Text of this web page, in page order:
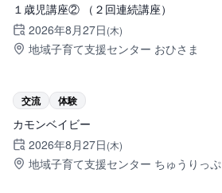
１歳児講座② （２回連続講座）
2026年8月27日(木)
地域子育て支援センター おひさま
旭川市
交流 体験
カモンベイビー
2026年8月27日(木)
地域子育て支援センター ちゅうりっぷ